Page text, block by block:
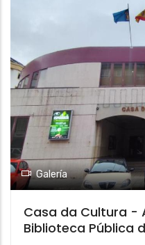
Galería
Casa da Cultura -
Biblioteca Pública